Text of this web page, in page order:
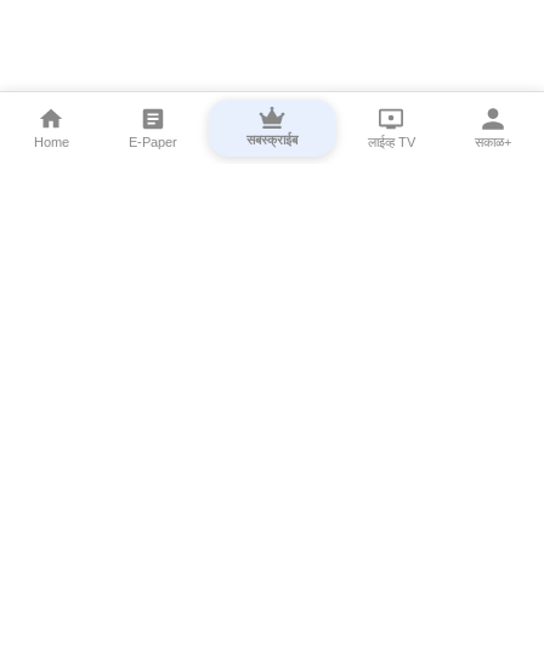
Home E-Paper सबस्क्राईब लाईव्ह TV सकाळ+